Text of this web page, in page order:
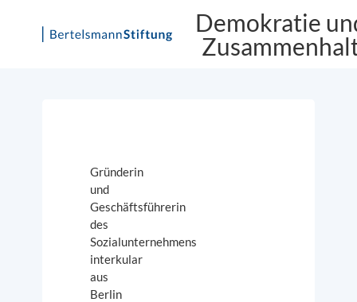
Demokratie
Gründerin
und
Geschäftsführerin
des
Sozialunternehmens
interkular
aus
Berlin